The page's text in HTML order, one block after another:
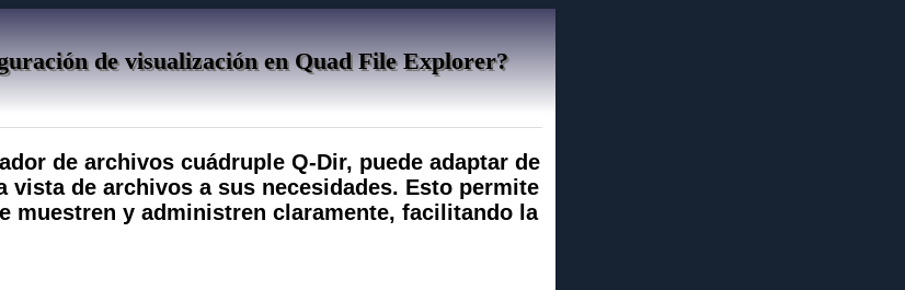
de visualización en Quad File Explorer?
de archivos cuádruple Q-Dir, puede adaptar de
vista de archivos a sus necesidades. Esto permite
muestren y administren claramente, facilitando la